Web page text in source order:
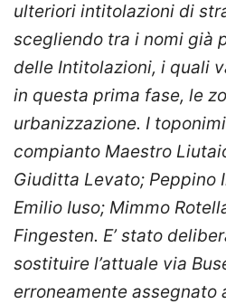
ulteriori intitolazioni di
scegliendo tra i nomi già
delle Intitolazioni, i quali
in questa prima fase, le
urbanizzazione. I
compianto Maestro
Giuditta Levato; Peppino
Emilio Iuso; Mimmo
Fingesten. E’ stato
sostituire l’attuale via
erroneamente assegnato